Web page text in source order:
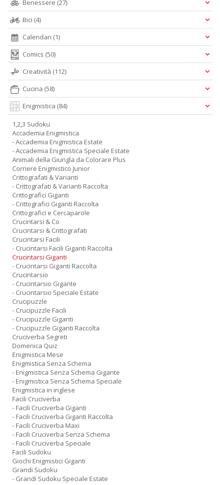
Benessere (27)
Bici (4)
Calendari (1)
Comics (50)
Creatività (112)
Cucina (58)
Enigmistica (84)
1,2,3 Sudoku
Accademia Enigmistica
- Accademia Enigmistica Estate
- Accademia Enigmistica Speciale Estate
Animali della Giungla da Colorare Plus
Corriere Enigmistico Junior
Crittografati & Varianti
- Crittografati & Varianti Raccolta
Crittografici Giganti
- Crittografici Giganti Raccolta
Crittografici e Cercaparole
Crucintarsi & Co
Crucintarsi & Crittografati
Crucintarsi Facili
- Crucintarsi Facili Giganti Raccolta
Crucintarsi Giganti
- Crucintarsi Giganti Raccolta
Crucintarsio
- Crucintarsio Gigante
- Crucintarsio Speciale Estate
Crucipuzzle
- Crucipuzzle Facili
- Crucipuzzle Giganti
- Crucipuzzle Giganti Raccolta
Cruciverba Segreti
Domenica Quiz
Enigmistica Mese
Enigmistica Senza Schema
- Enigmistica Senza Schema Gigante
- Enigmistica Senza Schema Speciale
Enigmistica in inglese
Facili Cruciverba
- Facili Cruciverba Giganti
- Facili Cruciverba Giganti Raccolta
- Facili Cruciverba Maxi
- Facili Cruciverba Senza Schema
- Facili Cruciverba Speciale
Facili Sudoku
Giochi Enigmistici Giganti
Grandi Sudoku
- Grandi Sudoku Speciale Estate